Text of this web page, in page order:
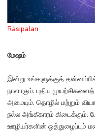
Rasipalan
மேஷம்
இன்று உங்களுக்குத்
நாளாகும். புதிய
அமையும். தொழில் மற்றும்
நல்ல அங்கீகாரம் கிடைக்கும்.
ஊழியர்களின் ஒத்துழைப்பும்